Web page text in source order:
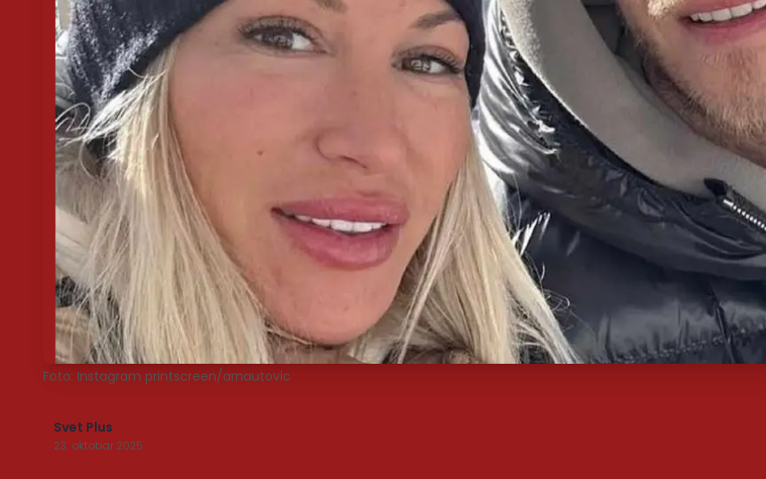
Foto: Instagram printscreen/arnautovic
Svet Plus
23. oktobar 2025.